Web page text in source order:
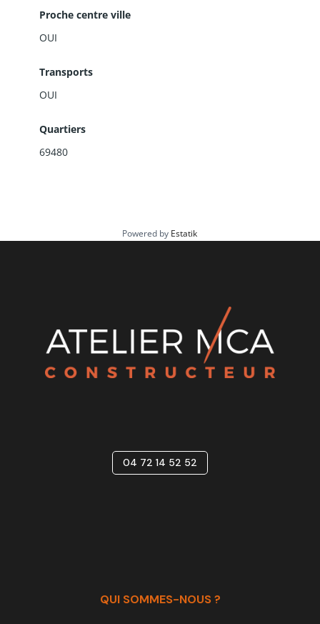
Proche centre ville
OUI
Transports
OUI
Quartiers
69480
Powered by Estatik
04 72 14 52 52
QUI SOMMES-NOUS ?